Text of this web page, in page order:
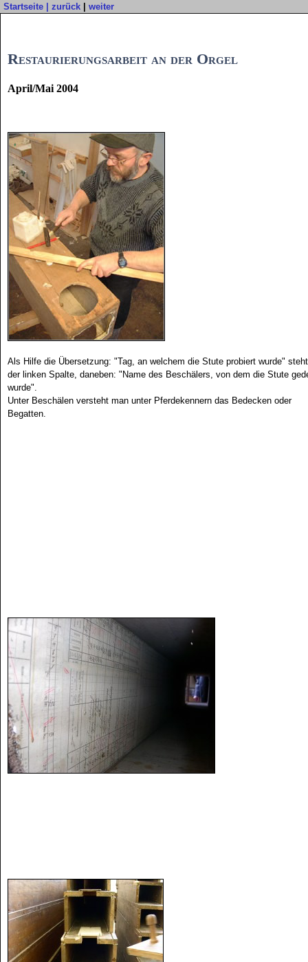
Startseite zurück weiter
Restaurierungsarbeit an der Orgel
April/Mai 2004
Als Hilfe die Übersetzung: "Tag, an welchem die Stute probiert wurde"
der linken Spalte, daneben: "Name des Beschälers, von dem die Stute
wurde".
Unter Beschälen versteht man unter Pferdekennern das Bedecken oder
Begatten.